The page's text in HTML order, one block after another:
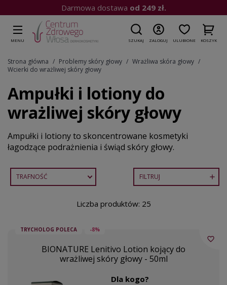
Kup do 15:00| Wysyłka dziś
MENU SZUKAJ ZALOGUJ ULUBIONE KOSZYK
Strona główna Problemy skóry głowy
Wrażliwa skóra głowy
Wcierki do wrażliwej skóry głowy
Ampułki i lotiony do
wrażliwej skóry głowy
Ampułki i lotiony to skoncentrowane kosmetyki
łagodzące podrażnienia i świąd skóry głowy.
TRAFNOŚĆ FILTRUJ 
Liczba produktów: 25
TRYCHOLOG POLECA -8%
BIONATURE Lenitivo Lotion kojący do
wrażliwej skóry głowy - 50ml
Dla kogo?
favorite_border